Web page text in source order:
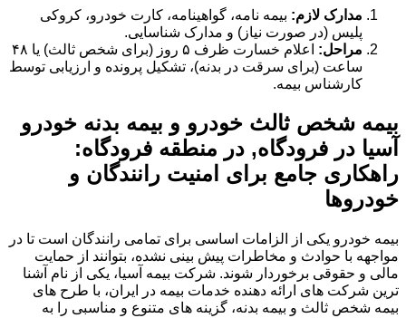
مدارک لازم: بیمه نامه، گواهینامه، کارت خودرو، کروکی
پلیس (در صورت نیاز) و مدارک شناسایی.
مراحل:
اعلام خسارت ظرف ۵ روز (برای شخص ثالث) یا ۴۸
ساعت (برای سرقت در بدنه)، تشکیل پرونده و ارزیابی توسط
کارشناس بیمه.
بیمه شخص ثالث خودرو و بیمه بدنه خودرو
آسیا در فرودگاه, در منطقه فرودگاه:
راهکاری جامع برای امنیت رانندگان و
خودروها
بیمه خودرو یکی از الزامات اساسی برای تمامی رانندگان است تا در
مواجهه با حوادث و مخاطرات پیش بینی نشده، بتوانند از حمایت
مالی و حقوقی برخوردار شوند. شرکت بیمه آسیا، یکی از نام آشنا
ترین شرکت های ارائه دهنده خدمات بیمه در ایران، با طرح های
بیمه شخص ثالث و بیمه بدنه، گزینه های متنوع و مناسبی را به